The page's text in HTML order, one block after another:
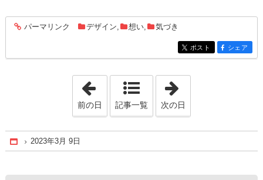
entry2478
パーマリンク デザイン, 想い, 気づき
entry2478
ポスト entry2478
シェア
「2023年3月 8日」
前の日 記事一覧 次の日
Home
2023年3月 9日